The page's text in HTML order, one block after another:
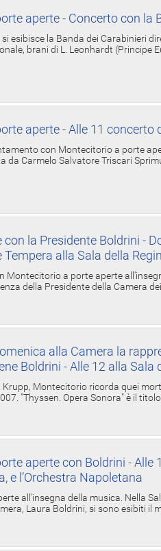
aperte - Concerto con la
esibisce la Banda dei Carabinieri
brani di L. Leonhardt (Principe
aperte - Alle 11 concerto
con Montecitorio a porte
da Carmelo Salvatore Triscari
la Presidente Boldrini -
alla Sala della
a porte aperte
della Presidente della Camera
alla Camera la
Boldrini - Alle 12 alla Sala
Krupp, Montecitorio ricorda quei
"Thyssen. Opera Sonora" è il
aperte con Boldrini - Alle
e l’Orchestra Napoletana
all'insegna della musica. Nella
Laura Boldrini, si sono esibiti il